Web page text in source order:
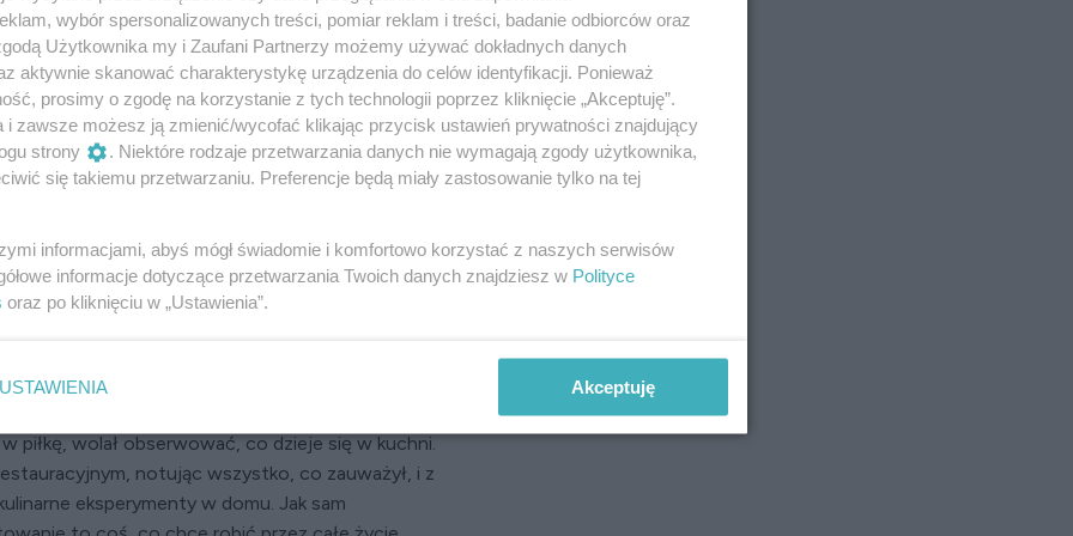
Junior i MasterChef Nastolatki i autor
To również charyzmatyczna osobowość
fanów. Dziś, kiedy przyszło mu walczyć
kochającej rodziny i rzeszy swoich
za jego powrót do zdrowia.
urodził i skąd pochodzi?
roku w Chorzowie.Już od najmłodszych lat
lata spędził w Warszawie przy ul. Pięknej.
W
hiszpańska restauracja Casa Valdemar,
Gessler. Jego kulinarna pasja zaczęła się
okazję podglądać pracę kucharzy w tym
że zamiast spędzać czas na typowych dla
piłkę, wolał obserwować, co dzieje się w kuchni.
notując wszystko, co zauważył, i z
eksperymenty w domu. Jak sam
wybór spersonalizowanych treści, pomiar reklam i treści, badanie odbiorców oraz
Użytkownika my i Zaufani Partnerzy możemy używać dokładnych danych
aktywnie skanować charakterystykę urządzenia do celów identyfikacji. Ponieważ
prosimy o zgodę na korzystanie z tych technologii poprzez kliknięcie „Akceptuję”.
i zawsze możesz ją zmienić/wycofać klikając przycisk ustawień prywatności znajdujący
strony
. Niektóre rodzaje przetwarzania danych nie wymagają zgody użytkownika,
się takiemu przetwarzaniu. Preferencje będą miały zastosowanie tylko na tej
informacjami, abyś mógł świadomie i komfortowo korzystać z naszych serwisów
informacje dotyczące przetwarzania Twoich danych znajdziesz w Polityce
oraz po kliknięciu w „Ustawienia”.
USTAWIENIA Akceptuję